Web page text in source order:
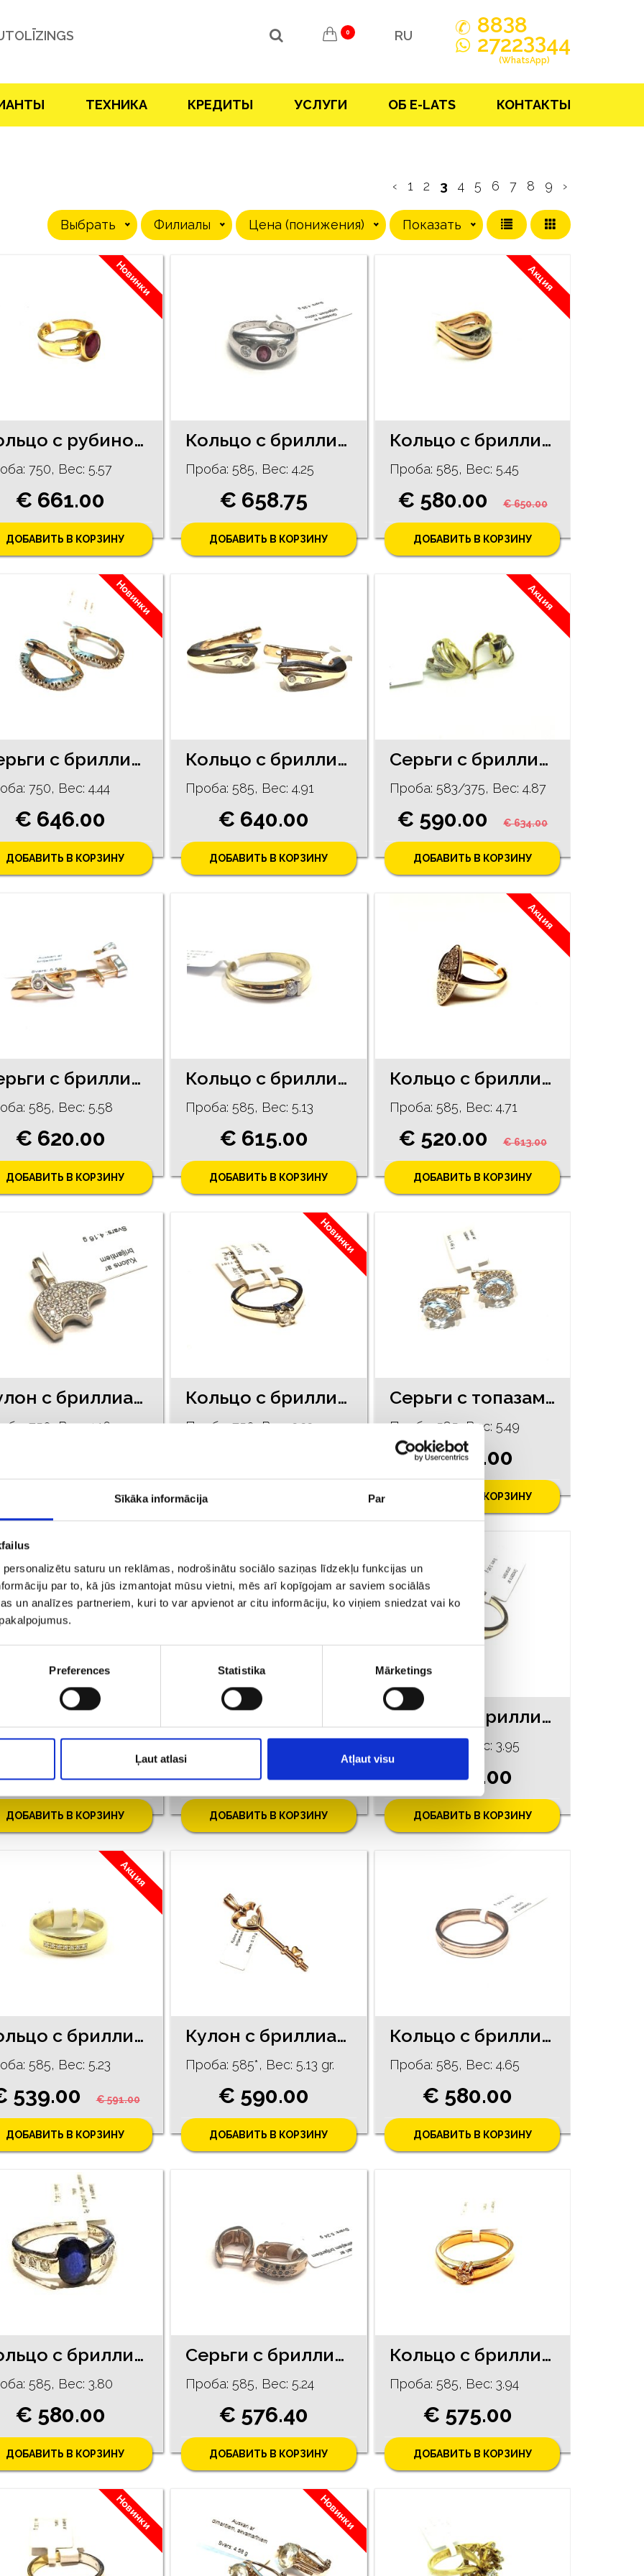
Sīkāka informācija Par
saturu un reklāmas, nodrošinātu sociālo saziņas līdzekļu funkcijas un
par to, kā jūs izmantojat mūsu vietni, mēs arī kopīgojam ar saviem sociālās
un analīzes partneriem, kuri to var apvienot ar citu informāciju, ko viņiem sniedzat vai ko
Preferences Statistika Mārketings
Ļaut atlasi Atļaut visu
0 RU 8838
27223344
(WhatsApp)
ТЕХНИКА КРЕДИТЫ УСЛУГИ ОБ E-LATS КОНТАКТЫ
‹ 1 2 3 4 5 6 7 8 9 ›
Показать
Цена (понижения)
Филиалы
Выбрать
Новинки
Кольцо с рубином (1.85ct) 4590-4061 (Зарезервировано до 04.08.2026.)
750, Bес: 5.57
€ 661.00
ДОБАВИТЬ В КОРЗИНУ
Кольцо с бриллиантами (0,30 ct), рубином (0,32 ct) 912-0763
Проба: 585, Bес: 4.25
€ 658.75
ДОБАВИТЬ В КОРЗИНУ
Акция
Кольцо с бриллиантами (0,10 ct) 2291g7-1151
Проба: 585, Bес: 5.45
€ 580.00€ 650.00
ДОБАВИТЬ В КОРЗИНУ
Новинки
Cерьги с бриллиантами ( 0.2ct) 5063-0661
750, Bес: 4.44
€ 646.00
ДОБАВИТЬ В КОРЗИНУ
Кольцо с бриллиантами (0,06 ct) 2292g1-1151
Проба: 585, Bес: 4.91
€ 640.00
ДОБАВИТЬ В КОРЗИНУ
Акция
Серьги с бриллиантами (0.04ct) 83g2-4051
Проба: 583/375, Bес: 4.87
€ 590.00€ 634.00
ДОБАВИТЬ В КОРЗИНУ
Серьги с бриллиантами (0.04ct) 10091-1711
585, Bес: 5.58
€ 620.00
ДОБАВИТЬ В КОРЗИНУ
Кольцо с бриллиантом (0.20ct) 2330-0863
Проба: 585, Bес: 5.13
€ 615.00
ДОБАВИТЬ В КОРЗИНУ
Акция
Кольцо с бриллиантами (0.21 ct) 7701-5051
Проба: 585, Bес: 4.71
€ 520.00€ 613.00
ДОБАВИТЬ В КОРЗИНУ
Кулон с бриллиантами (0,20 ct) 2722g2-0751
750, Bес: 4.16
ДОБАВИТЬ В КОРЗИНУ
Новинки
Кольцо с бриллиантом (0,15 ct) 2103-1161
Проба: 750, Bес: 3.33
Серьги с топазами 5021-1161
Проба: 585, Bес: 5.49
€ 600.00
ДОБАВИТЬ В КОРЗИНУ
585, Bес: 5.23
570.00€ 600.00
ДОБАВИТЬ В КОРЗИНУ
Проба: 585*, Bес: 5.43 gr.
€ 598.00
ДОБАВИТЬ В КОРЗИНУ
Кольцо с бриллиантами (0.07 ct) 840-5063
Проба: 750, Bес: 3.95
€ 592.00
ДОБАВИТЬ В КОРЗИНУ
Акция
Кольцо с бриллиантами (0,05 карата) 1151-8161
585, Bес: 5.23
539.00€ 591.00
ДОБАВИТЬ В КОРЗИНУ
Кулон с бриллиантами (0.09 ct.) 1560-0763
Проба: 585*, Bес: 5.13 gr.
€ 590.00
ДОБАВИТЬ В КОРЗИНУ
Кольцо с бриллиантом (0.01 ct) 1322-5063
Проба: 585, Bес: 4.65
€ 580.00
ДОБАВИТЬ В КОРЗИНУ
Кольцо с бриллиантами (0,28 карата), сапфиром (1,3 ct) (заполнено свинцовым стеклом) 630-1163
585, Bес: 3.80
€ 580.00
ДОБАВИТЬ В КОРЗИНУ
Серьги с бриллиантами (0.13ct) 1270-0763
Проба: 585, Bес: 5.24
€ 576.40
ДОБАВИТЬ В КОРЗИНУ
Кольцо с бриллиантом (0.15ct) 12331-0651
Проба: 585, Bес: 3.94
€ 575.00
ДОБАВИТЬ В КОРЗИНУ
Новинки Новинки